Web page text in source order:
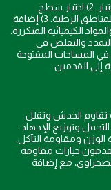
خطوات عملية: 1) فحص الرطوبة والتربة قبل الاختيار. 2) اختيار سطح
مقاوم للانزلاق بمعامل احتكاك لا يقل عن R11 للمناطق الرطبة. 3) إضافة
الكيميائية المتكررة.
التمدد والتقلص في
المساحات المفتوحة
إلى القدمين.
مصقولة تقاوم الخدش وتقلل
التحمل وتوزيع الإجهاد.
الوزن ومقاومة التآكل.
خيارات مقاومة
مع إضافة